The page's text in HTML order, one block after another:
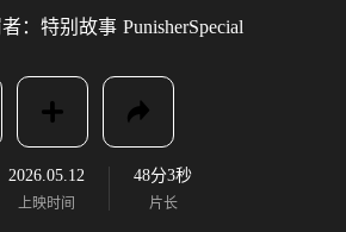
：特别故事 PunisherSpecial
2026.05.12
上映时间
48分3秒
片长